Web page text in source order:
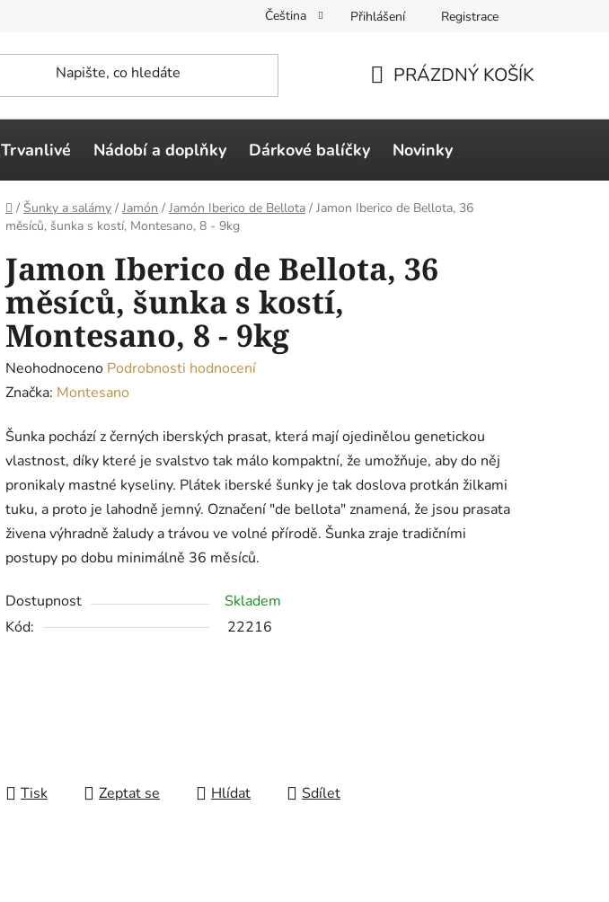
Čeština Přihlášení Registrace
KOŠÍK
PRÁZDNÝ KOŠÍK
Trvanlivé Nádobí a doplňky Dárkové balíčky Novinky
Domů
/ Šunky a salámy / Jamón / Jamón Iberico de Bellota / Jamon Iberico de Bellota, 36
měsíců, šunka s kostí, Montesano, 8 - 9kg
Jamon Iberico de Bellota, 36
měsíců, šunka s kostí,
Montesano, 8 - 9kg
Průměrné
hodnocení
je
0,0
z
5
hvězdiček.
Neohodnoceno Podrobnosti hodnocení
Značka: Montesano
Šunka pochází z černých iberských prasat, která mají ojedinělou genetickou
vlastnost, díky které je svalstvo tak málo kompaktní, že umožňuje, aby do něj
pronikaly mastné kyseliny. Plátek iberské šunky je tak doslova protkán žilkami
tuku, a proto je lahodně jemný. Označení "de bellota" znamená, že jsou prasata
živena výhradně žaludy a trávou ve volné přírodě. Šunka zraje tradičními
postupy po dobu minimálně 36 měsíců.
Dostupnost
Skladem
Kód:
22216
Tisk Zeptat se Hlídat Sdílet